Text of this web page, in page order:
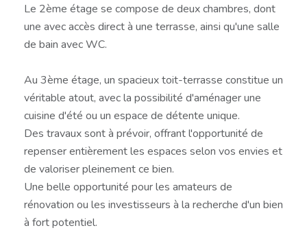
Le 2ème étage se compose de deux chambres, dont
une avec accès direct à une terrasse, ainsi qu'une salle
de bain avec WC.
Au 3ème étage, un spacieux toit-terrasse constitue un
véritable atout, avec la possibilité d'aménager une
cuisine d'été ou un espace de détente unique.
Des travaux sont à prévoir, offrant l'opportunité de
repenser entièrement les espaces selon vos envies et
de valoriser pleinement ce bien.
Une belle opportunité pour les amateurs de
rénovation ou les investisseurs à la recherche d'un bien
à fort potentiel.